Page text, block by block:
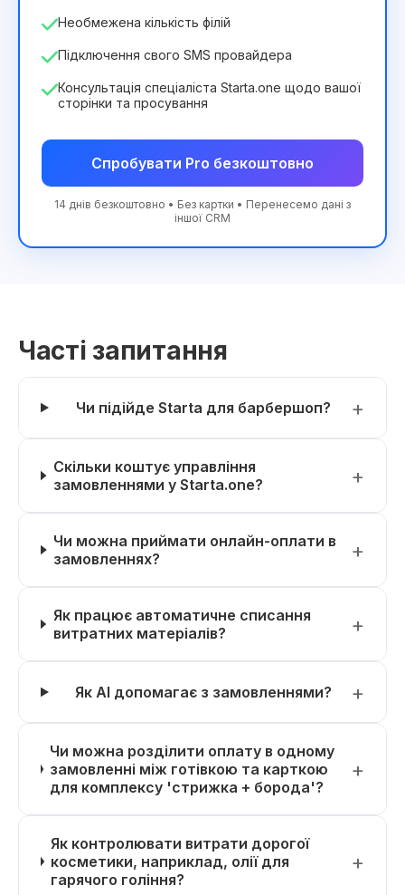
Необмежена кількість філій
Підключення свого SMS провайдера
Консультація спеціаліста Starta.one щодо вашої
сторінки та просування
Спробувати Pro безкоштовно
14 днів безкоштовно • Без картки • Перенесемо дані з
іншої CRM
Часті запитання
Чи підійде Starta для барбершоп?
Скільки коштує управління
замовленнями у Starta.one?
Чи можна приймати онлайн-оплати в
замовленнях?
Як працює автоматичне списання
витратних матеріалів?
Як AI допомагає з замовленнями?
Чи можна розділити оплату в одному
замовленні між готівкою та карткою
для комплексу 'стрижка + борода'?
Як контролювати витрати дорогої
косметики, наприклад, олії для
гарячого гоління?